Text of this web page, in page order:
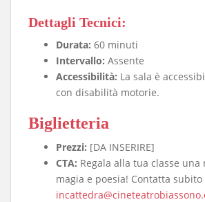
Dettagli Tecnici:
Durata: 60 minuti
Intervallo: Assente
Accessibilità: La sala è
con disabilità motorie.
Biglietteria
Prezzi: [DA INSERIRE]
CTA: Regala alla tua classe
magia e poesia! Contatta